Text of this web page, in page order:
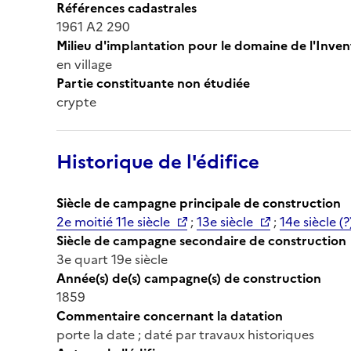
Références cadastrales
1961 A2 290
Milieu d'implantation pour le domaine de
en village
Partie constituante non étudiée
crypte
Historique de l'édifice
Siècle de campagne principale de construction
2e moitié 11e siècle
;13e siècle ;14e siècle
Siècle de campagne secondaire de construction
3e quart 19e siècle
Année(s) de(s) campagne(s) de construction
1859
Commentaire concernant la datation
porte la date ; daté par travaux historiques